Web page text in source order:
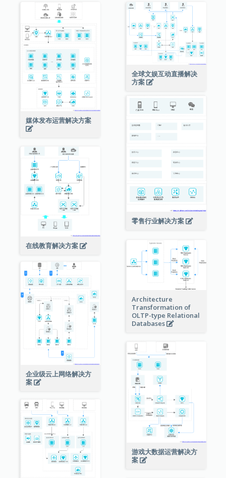
媒体发布运营解决方案
全球文娱互动直播解决
方案
零售行业解决方案
在线教育解决方案
Architecture
Transformation of
OLTP-type Relational
Databases
企业级云上网络解决方
案
游戏大数据运营解决方
案